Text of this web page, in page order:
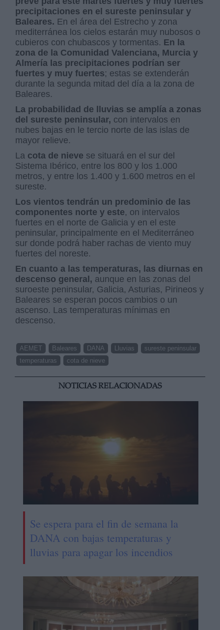
precipitaciones en el sureste peninsular y
Baleares. En el área del Estrecho y zona
mediterránea los cielos estarán muy nubosos o
cubieros con chubascos y tormentas. En la
zona de la Comunidad Valenciana, Murcia y
Almería las precipitaciones podrían ser
fuertes y muy fuertes; estas se extenderán
durante la segunda mitad del día a la zona de
Baleares.
La probabilidad de lluvias se amplía a zonas
del sureste peninsular, con intervalos en
nubes bajas en le tercio norte de las islas de
mayor relieve.
La cota de nieve se situará en el sur del
Sistema Ibérico, entre los 800 y los 1.000
metros, y entre los 1.400 y 1.600 metros en el
sureste.
Los vientos tendrán un predominio de las
componentes norte y este, on intervalos
fuertes en el norte de Galicia y en el este
peninsular, principalmente en el Mediterráneo
sur donde podrá haber rachas de viento muy
fuertes del noreste.
En cuanto a las temperaturas, las diurnas en
descenso general, aunque en las zonas del
suroeste peninsular, Galicia, Asturias, Pirineos y
Baleares se esperan pocos cambios o un
ascenso. Las temperaturas mínimas en
descenso.
AEMET Baleares DANA Lluvias
sureste peninsular
temperaturas
cota de nieve
NOTICIAS RELACIONADAS
Se espera para el fin de semana la
DANA con bajas temperaturas y
lluvias para apagar los incendios